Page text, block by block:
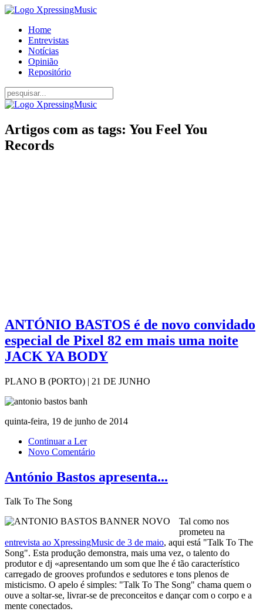
Home
Entrevistas
Notícias
Opinião
Repositório
Artigos com as tags: You Feel You
Records
ANTÓNIO BASTOS é de novo convidado
especial de Pixel 82 em mais uma noite
JACK YA BODY
PLANO B (PORTO) | 21 DE JUNHO
quinta-feira, 19 de junho de 2014
Continuar a Ler
Novo Comentário
António Bastos apresenta...
Talk To The Song
Tal como nos
prometeu na
entrevista ao XpressingMusic de 3 de maio, aqui está "Talk To The
Song". Esta produção demonstra, mais uma vez, o talento do
produtor e dj «apresentando um som que lhe é tão característico
carregado de grooves profundos e sedutores e tons plenos de
misticismo. O apelo é simples: "Talk To The Song" chama quem o
ouve a soltar-se, livrar-se de preconceitos e dançar com o corpo e a
mente conectados.